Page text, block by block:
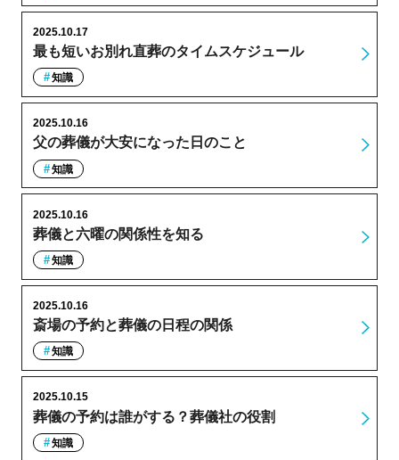
最も短いお別れ直葬のタイムスケジュール
2025.10.17
知識
父の葬儀が大安になった日のこと
2025.10.16
知識
葬儀と六曜の関係性を知る
2025.10.16
知識
斎場の予約と葬儀の日程の関係
2025.10.16
知識
葬儀の予約は誰がする？葬儀社の役割
2025.10.15
知識